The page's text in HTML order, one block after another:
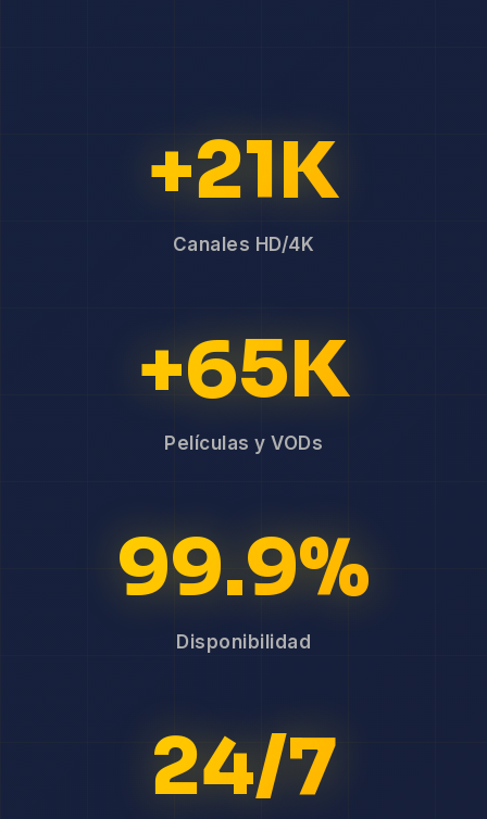
+21K
Canales HD/4K
+65K
Películas y VODs
99.9%
Disponibilidad
24/7